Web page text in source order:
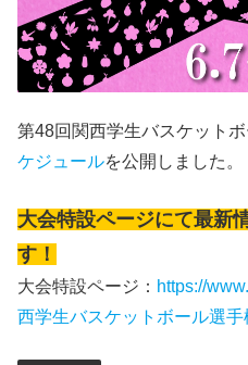
第48回関西学生バスケット
ケジュールを公開しました。
大会特設ページにて最新
す！
大会特設ページ： https://
西学生バスケットボール選手